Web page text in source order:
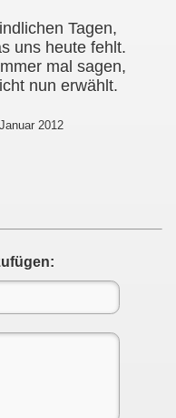
Tagen,
uns heute fehlt.
mal sagen,
nun erwählt.
2012